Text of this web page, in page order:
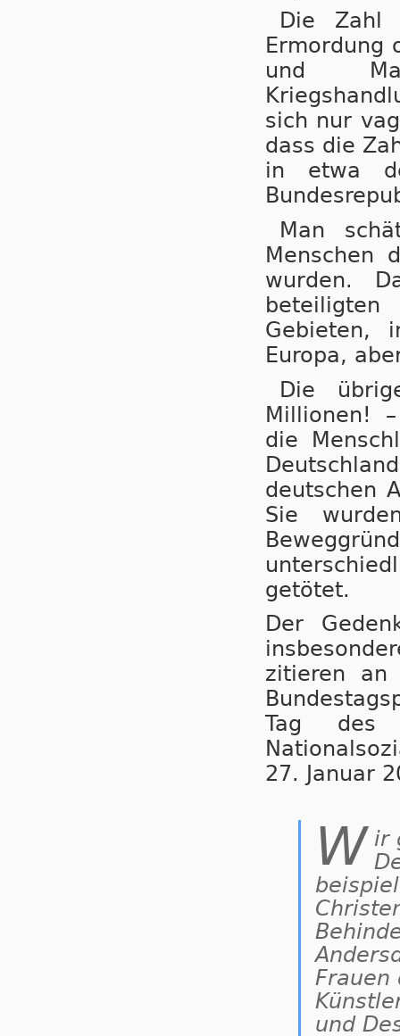
Die Zahl
Ermordung
und
sich nur
dass die
in etwa
Man
Menschen
wurden.
Gebieten,
Europa,
Die
Millionen!
die
deutschen
Sie
getötet.
Der
zitieren an
Tag des
27. Januar
W ir
Frauen
und